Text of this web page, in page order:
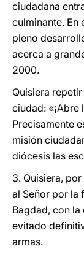
ciudadana
culminante. En
pleno
acerca a
2000.
Quisiera
ciudad: «¡Abre
Precisamente
misión
diócesis las
3. Quisiera,
al Señor por la
Bagdad, con la
evitado
armas.